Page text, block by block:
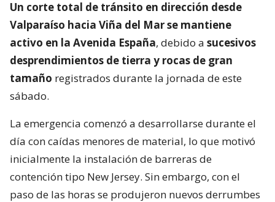
Un corte total de tránsito en dirección desde
Valparaíso hacia Viña del Mar se mantiene
activo en la Avenida España, debido a sucesivos
desprendimientos de tierra y rocas de gran
tamaño registrados durante la jornada de este
sábado.
La emergencia comenzó a desarrollarse durante el
día con caídas menores de material, lo que motivó
inicialmente la instalación de barreras de
contención tipo New Jersey. Sin embargo, con el
paso de las horas se produjeron nuevos derrumbes